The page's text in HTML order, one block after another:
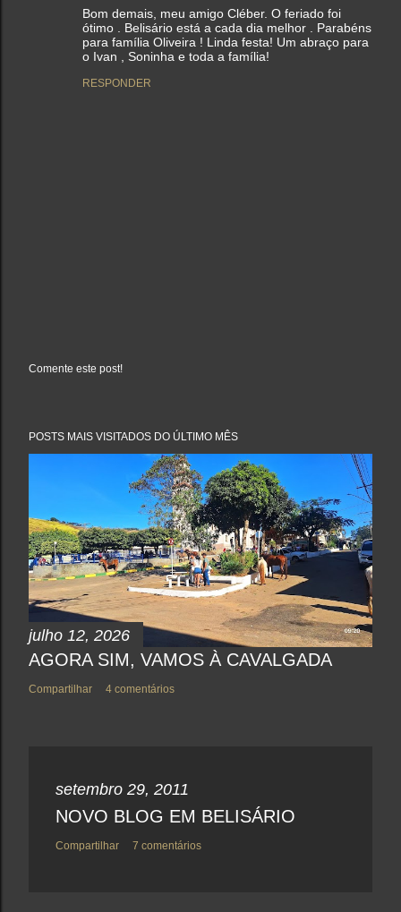
Bom demais, meu amigo Cléber. O feriado foi
ótimo . Belisário está a cada dia melhor . Parabéns
para família Oliveira ! Linda festa! Um abraço para
o Ivan , Soninha e toda a família!
RESPONDER
a
e
n
t
á
r
i
o
Comente este post!
POSTS MAIS VISITADOS DO ÚLTIMO MÊS
julho 12, 2026
AGORA SIM, VAMOS À CAVALGADA
Compartilhar 4 comentários
setembro 29, 2011
NOVO BLOG EM BELISÁRIO
Compartilhar 7 comentários